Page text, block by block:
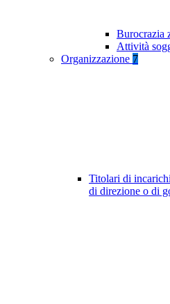
Burocrazia
Attività
Organizzazione 7
Titolari di
di direzione o di